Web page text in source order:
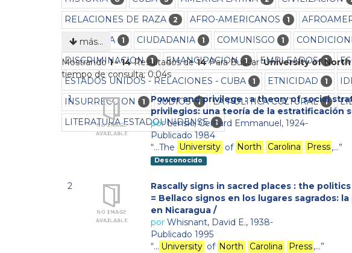
RELACIONES DE RAZA 2 AFRO-AMERICANOS 1
BIOGRAFIA 1 CIUDADANIA 1 COMUNISGO 1
DISCRIMINACION 1 EMANCIPACION 1 EMPLEADOS 1
ESTADOS UNIDOS - RELACIONES - CUBA 1 ETNICIDAD 1
INSURRECCION 1 JUDIOS 1 LA POLITICA CULTURAL 1
LITERATURA ESTADOUNIDENSE 1
más…
Mostrando1 - 14Resultados de14Para Buscar 'University of North
tiempo de consulta: 0.04s
1
Power and privilege : a theory of social
privilegios: una teoría de la estratificación
porLenski, Gerhard Emmanuel, 1924-
Publicado 1984
“…The University of North Carolina Press,…”
Desconocido
2
Rascally signs in sacred places : the
= Bellaco signos en los lugares sagrados:
en Nicaragua /
por Whisnant, David E., 1938-
Publicado 1995
“… University of North Carolina Press,…”